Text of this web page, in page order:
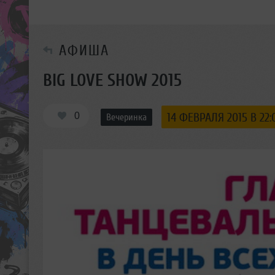
АФИША
BIG LOVE SHOW 2015
0 Вечеринка 14 ФЕВРАЛЯ 2015 В